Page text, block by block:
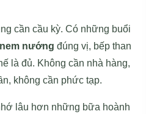
cần cầu kỳ. Có những buổi
nem nướng đúng vị, bếp than
là đủ. Không cần nhà hàng,
không cần phức tạp.
lâu hơn những bữa hoành